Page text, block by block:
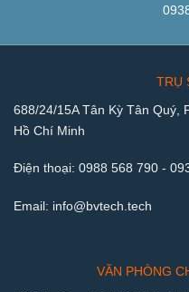
TRỤ
688/24/15A Tân Kỳ Tân Quý,
Hồ Chí Minh
Điện thoại: 0988 568 790 -
Email: info@bvtech.tech
VĂN PHÒNG